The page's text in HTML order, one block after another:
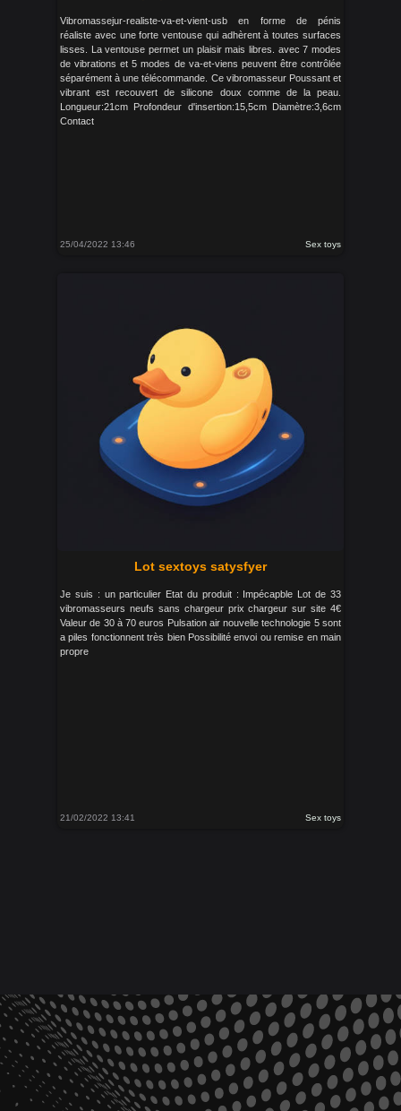
Vibromassejur-realiste-va-et-vient-usb en forme de pénis
réaliste avec une forte ventouse qui adhèrent à toutes surfaces
lisses. La ventouse permet un plaisir mais libres. avec 7 modes
de vibrations et 5 modes de va-et-viens peuvent être contrôlée
séparément à une télécommande. Ce vibromasseur Poussant et
vibrant est recouvert de silicone doux comme de la peau.
Longueur:21cm Profondeur d'insertion:15,5cm Diamètre:3,6cm
Contact
25/04/2022 13:46 Sex toys
Lot sextoys satysfyer
Je suis : un particulier Etat du produit : Impécapble Lot de 33
vibromasseurs neufs sans chargeur prix chargeur sur site 4€
Valeur de 30 à 70 euros Pulsation air nouvelle technologie 5 sont
a piles fonctionnent très bien Possibilité envoi ou remise en main
propre
21/02/2022 13:41 Sex toys